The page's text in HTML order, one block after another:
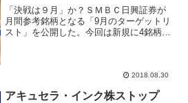
「決戦は９月」か？ＳＭＢＣ日興証券が
月間参考銘柄となる「9月のターゲットリ
スト」を公開した。今回は新規に4銘柄の
2018.08.30
アキュセラ・インク株ストップ